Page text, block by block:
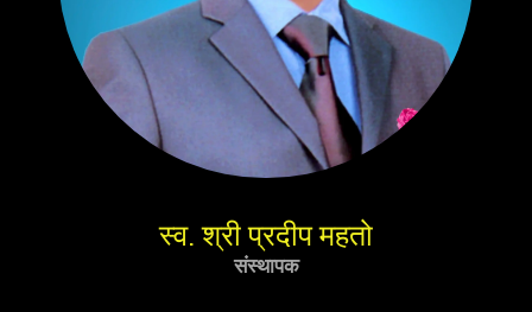
स्व. श्री प्रदीप महतो
संस्थापक